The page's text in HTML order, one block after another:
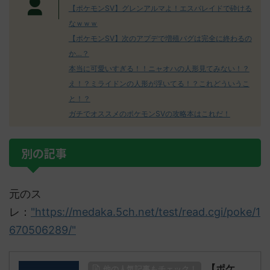
【ポケモンSV】グレンアルマよ！エスバレイドで砕ける
なｗｗｗ
【ポケモンSV】次のアプデで増殖バグは完全に終わるの
か…？
本当に可愛いすぎる！！ニャオハの人形見てみない！？
え！？ミライドンの人形が浮いてる！？これどういうこ
と！？
ガチでオススメのポケモンSVの攻略本はこれだ！
別の記事
元のス
レ： "https://medaka.5ch.net/test/read.cgi/poke/1
670506289/"